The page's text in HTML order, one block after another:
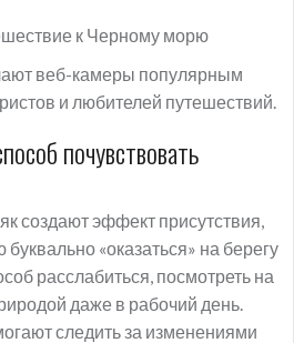
к Черному морю
веб-камеры популярным
и любителей путешествий.
почувствовать
создают эффект присутствия,
«оказаться» на берегу
расслабиться, посмотреть на
даже в рабочий день.
следить за изменениями